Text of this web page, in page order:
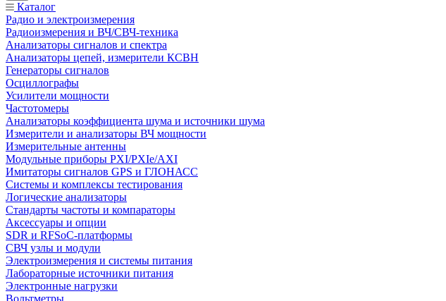
Каталог
Радио и электроизмерения
Радиоизмерения и ВЧ/СВЧ-техника
Анализаторы сигналов и спектра
Анализаторы цепей, измерители КСВН
Генераторы сигналов
Осциллографы
Усилители мощности
Частотомеры
Анализаторы коэффициента шума и источники шума
Измерители и анализаторы ВЧ мощности
Измерительные антенны
Модульные приборы PXI/PXIe/AXI
Имитаторы сигналов GPS и ГЛОНАСС
Системы и комплексы тестирования
Логические анализаторы
Стандарты частоты и компараторы
Аксессуары и опции
SDR и RFSoC‑платформы
СВЧ узлы и модули
Электроизмерения и системы питания
Лабораторные источники питания
Электронные нагрузки
Вольтметры